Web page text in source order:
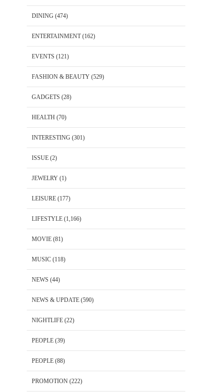
DINING (474)
ENTERTAINMENT(162)
EVENTS (121)
FASHION & BEAUTY (529)
GADGETS (28)
HEALTH (70)
INTERESTING (301)
ISSUE (2)
JEWELRY (1)
LEISURE (177)
LIFESTYLE (1,166)
MOVIE (81)
MUSIC (118)
NEWS (44)
NEWS & UPDATE (590)
NIGHTLIFE (22)
PEOPLE (39)
PEOPLE (88)
PROMOTION (222)